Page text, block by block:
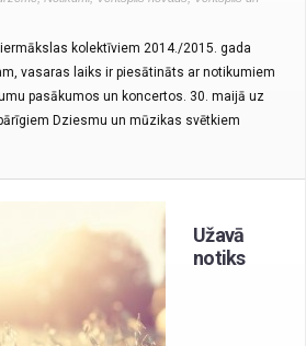
kolektīviem 2014./2015. gada
vasaras laiks ir piesātināts ar notikumiem
pasākumos un koncertos. 30. maijā uz
Dziesmu un mūzikas svētkiem
Užavā
notiks